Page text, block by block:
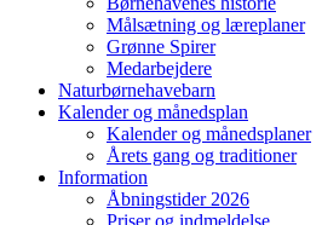
Målsætning og læreplaner
Grønne Spirer
Medarbejdere
Naturbørnehavebarn
Kalender og månedsplan
Kalender og månedsplaner
Årets gang og traditioner
Information
Åbningstider 2026
Priser og indmeldelse